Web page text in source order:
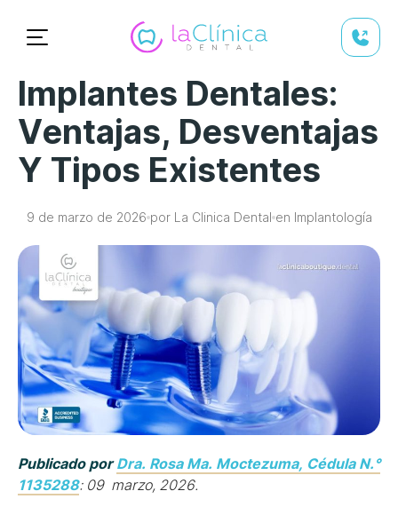
Implantes Dentales:
Ventajas, Desventajas
Y Tipos Existentes
9 de marzo de 2026 por La Clinica Dental en Implantología
Publicado por Dra. Rosa Ma. Moctezuma, Cédula N.°
1135288: 09 marzo, 2026.